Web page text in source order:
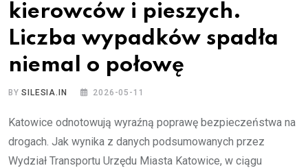
kierowców i pieszych.
Liczba wypadków spadła
niemal o połowę
BYSILESIA.IN 2026-05-11
Katowice odnotowują wyraźną poprawę bezpieczeństwa na
drogach. Jak wynika z danych podsumowanych przez
Wydział Transportu Urzędu Miasta Katowice, w ciągu